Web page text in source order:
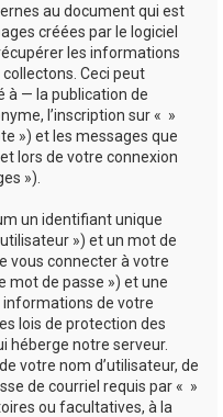
au document qui est
créées par le logiciel
les informations
Ceci peut
à — la publication de
l’inscription sur « »
») et les messages que
lors de votre connexion
»).
un identifiant unique
») et un mot de
vous connecter à votre
mot de passe ») et une
informations de votre
lois de protection des
héberge notre serveur.
votre nom d’utilisateur, de
de courriel requis par « »
ou facultatives, à la